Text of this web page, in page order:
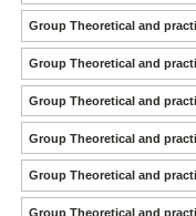
Group Theoretical and
Group Theoretical and
Group Theoretical and
Group Theoretical and
Group Theoretical and
Group Theoretical and